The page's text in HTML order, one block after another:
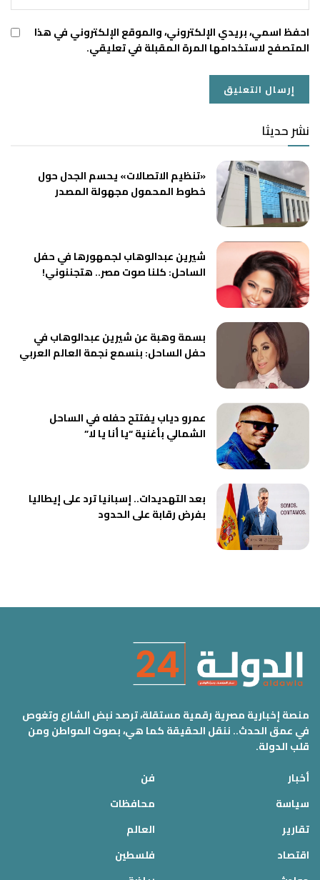
احفظ اسمي، بريدي الإلكتروني، والموقع الإلكتروني في هذا
المتصفح لاستخدامها المرة المقبلة في تعليقي.
نشر حديثا
«تنظيم الاتصالات» يحسم الجدل حول
خطوط المحمول مجهولة المصدر
شيرين عبدالوهاب لجمهورها في حفل
الساحل: كلنا صوت مصر.. هتجننوني!
بسمة وهبة عن شيرين عبدالوهاب في
حفل الساحل: بنسمع نجمة العالم العربي
عمرو دياب يفتتح حفله في الساحل
الشمالي بأغنية “يا أنا يا لا”
بعد التهديدات.. إسبانيا ترد على إيطاليا
بفرض رقابة على الحدود
منصة إخبارية مصرية رقمية مستقلة، ترصد نبض الشارع وتغوص
في عمق الحدث.. ننقل الحقيقة كما هي، بصوت المواطن ومن
قلب الدولة.
أخبار
سياسة
تقارير
اقتصاد
فن
محافظات
العالم
فلسطين